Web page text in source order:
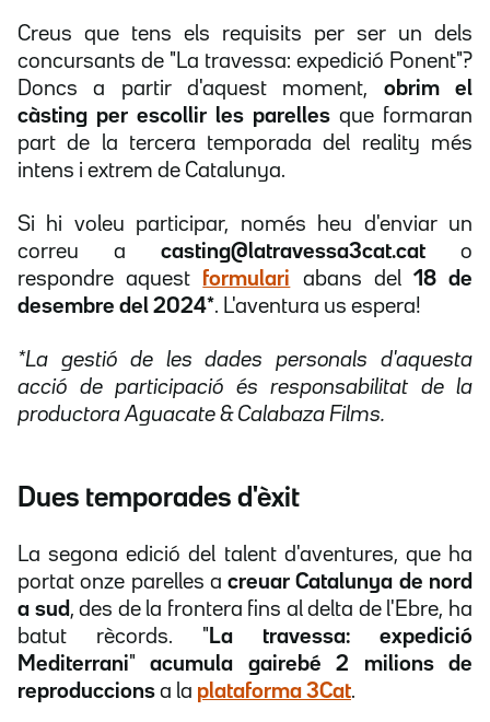
Creus que tens els requisits per ser un dels
concursants de "La travessa: expedició Ponent"?
Doncs a partir d'aquest moment, obrim el
càsting per escollir les parelles que formaran
part de la tercera temporada del reality més
intens i extrem de Catalunya.
Si hi voleu participar, només heu d'enviar un
correu a casting@latravessa3cat.cat o
respondre aquest
formulari abans del 18 de
desembre del 2024*. L'aventura us espera!
*La gestió de les dades personals d'aquesta
acció de participació és responsabilitat de la
productora Aguacate & Calabaza Films.
Dues temporades d'èxit
La segona edició del talent d'aventures, que ha
portat onze parelles acreuar Catalunya de nord
a sud , des de la frontera fins al delta de l'Ebre, ha
batut rècords. " La travessa: expedició
Mediterrani"acumula gairebé 2 milions de
reproduccions a la plataforma 3Cat.